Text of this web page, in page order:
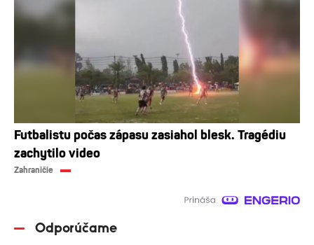
Futbalistu počas zápasu zasiahol blesk. Tragédiu
zachytilo video
Zahraničie
Odporúčame